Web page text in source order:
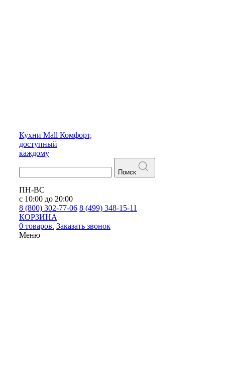
Кухни Mall Комфорт,
доступный
каждому
Поиск
ПН-ВС
с 10:00 до 20:00
8 (800) 302-77-06 8 (499) 348-15-11
КОРЗИНА
0 товаров. Заказать звонок
Меню